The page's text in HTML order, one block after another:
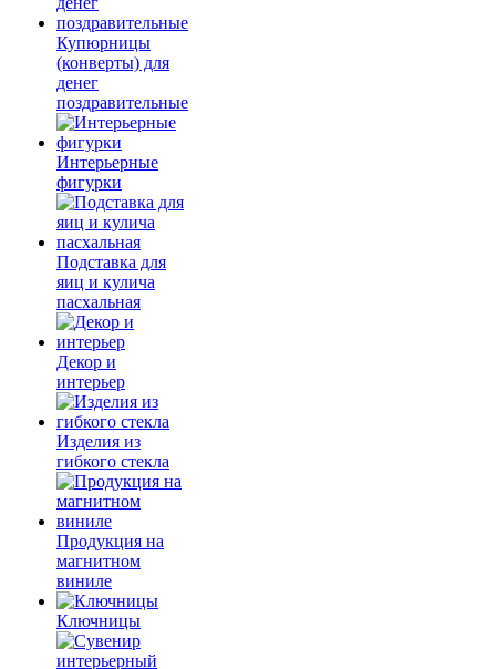
Купюрницы
(конверты) для
денег
поздравительные
Интерьерные
фигурки
Подставка для
яиц и кулича
пасхальная
Декор и
интерьер
Изделия из
гибкого стекла
Продукция на
магнитном
виниле
Ключницы